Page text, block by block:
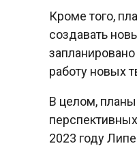
Кроме того,
создавать
работу новых
В целом,
2023 году